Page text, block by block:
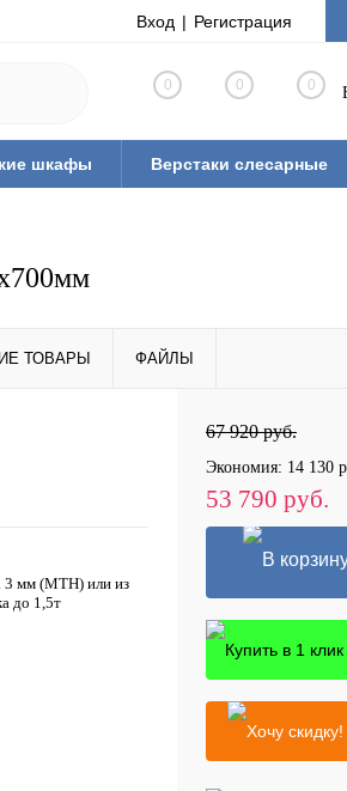
Вход Регистрация
0 0 0
шкафы Верстаки слесарные
ТОВАРЫ ФАЙЛЫ
3 мм (MTH) или из
до 1,5т
67 920 руб.
Экономия: 14 130
53 790 руб.